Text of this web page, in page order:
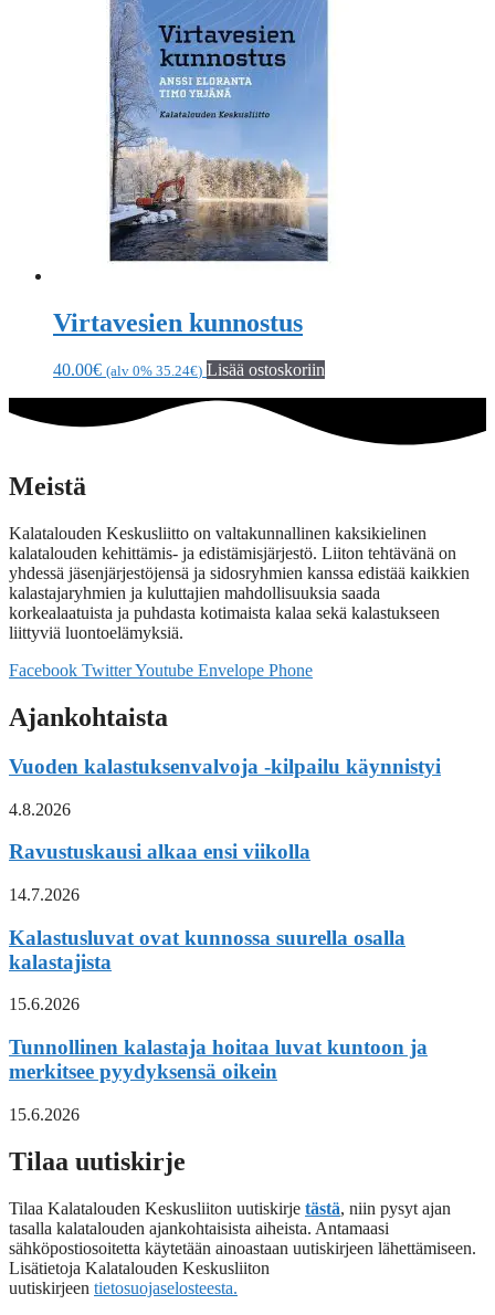
Virtavesien kunnostus
40.00€ (alv 0% 35.24€) Lisää ostoskoriin
Meistä
Kalatalouden Keskusliitto on valtakunnallinen kaksikielinen
kalatalouden kehittämis- ja edistämisjärjestö. Liiton tehtävänä on
yhdessä jäsenjärjestöjensä ja sidosryhmien kanssa edistää kaikkien
kalastajaryhmien ja kuluttajien mahdollisuuksia saada
korkealaatuista ja puhdasta kotimaista kalaa sekä kalastukseen
liittyviä luontoelämyksiä.
Facebook TwitterYoutube Envelope Phone
Ajankohtaista
Vuoden kalastuksenvalvoja -kilpailu käynnistyi
4.8.2026
Ravustuskausi alkaa ensi viikolla
14.7.2026
Kalastusluvat ovat kunnossa suurella osalla
kalastajista
15.6.2026
Tunnollinen kalastaja hoitaa luvat kuntoon ja
merkitsee pyydyksensä oikein
15.6.2026
Tilaa uutiskirje
Tilaa Kalatalouden Keskusliiton uutiskirje tästä, niin pysyt ajan
tasalla kalatalouden ajankohtaisista aiheista. Antamaasi
sähköpostiosoitetta käytetään ainoastaan uutiskirjeen lähettämiseen.
Lisätietoja Kalatalouden Keskusliiton
uutiskirjeen tietosuojaselosteesta.